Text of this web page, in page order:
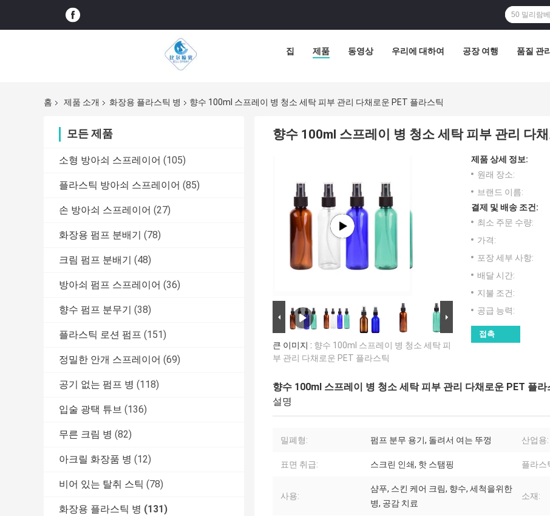
집 제품 동영상 우리에 대하여 공장 여행 품질 관리
홈 제품 소개 화장용 플라스틱 병 향수 100ml 스프레이 병 청소 세탁 피부 관리 다채로운 PET 플라스틱
모든 제품
소형 방아쇠 스프레이어 (105)
플라스틱 방아쇠 스프레이어 (85)
손 방아쇠 스프레이어 (27)
화장용 펌프 분배기 (78)
크림 펌프 분배기 (48)
방아쇠 펌프 스프레이어 (36)
향수 펌프 분무기 (38)
플라스틱 로션 펌프 (151)
정밀한 안개 스프레이어 (69)
공기 없는 펌프 병 (118)
입술 광택 튜브 (136)
무른 크림 병 (82)
아크릴 화장품 병 (12)
비어 있는 탈취 스틱 (78)
화장용 플라스틱 병 (131)
향수 100ml 스프레이 병 청소 세탁 피부 관리 다
큰 이미지 : 향수 100ml 스프레이 병 청소 세탁 피
부 관리 다채로운 PET 플라스틱
제품 상세 정보:
원래 장소:
브랜드 이름:
결제 및 배송 조건:
최소 주문 수량:
가격:
포장 세부 사항:
배달 시간:
지불 조건:
공급 능력:
접촉
향수 100ml 스프레이 병 청소 세탁 피부 관리 다채로운 PET 플라
설명
밀폐형: 펌프 분무 용기, 돌려서 여는 뚜껑 산업용:
표면 취급: 스크린 인쇄, 핫 스탬핑 플라스
사용:
샴푸, 스킨 케어 크림, 향수, 세척을위한
병, 공감 치료
소재: